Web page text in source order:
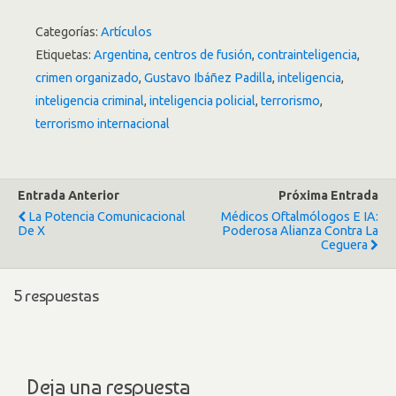
Categorías: Artículos
Etiquetas: Argentina, centros de fusión, contrainteligencia,
crimen organizado, Gustavo Ibáñez Padilla, inteligencia,
inteligencia criminal, inteligencia policial, terrorismo,
terrorismo internacional
Entrada Anterior
La Potencia Comunicacional
De X
Próxima Entrada
Médicos Oftalmólogos E IA:
Poderosa Alianza Contra La
Ceguera
5 respuestas
Deja una respuesta